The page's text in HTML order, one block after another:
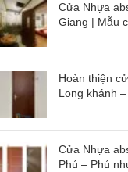
Cửa Nhựa
Giang | Mẫu
Hoàn thiện
Long khánh
Cửa Nhựa
Phú – Phú